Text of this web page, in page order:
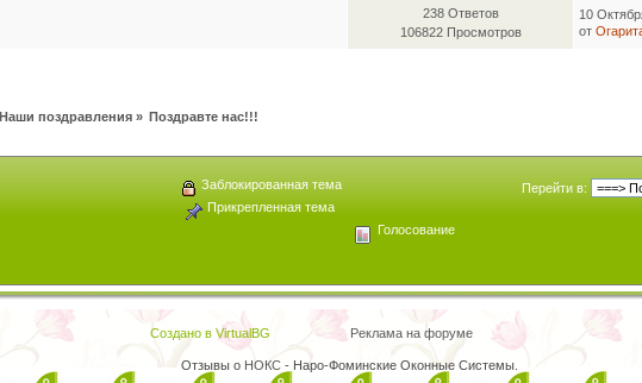
238 Ответов
106822 Просмотров
10
от
Наши поздравления» Поздравте нас!!!
Перейти в:
Заблокированная тема
Прикрепленная тема
Голосование
Создано в VirtualBG Реклама на форуме
Отзывы о НОКС- Наро-Фоминские Оконные Системы.